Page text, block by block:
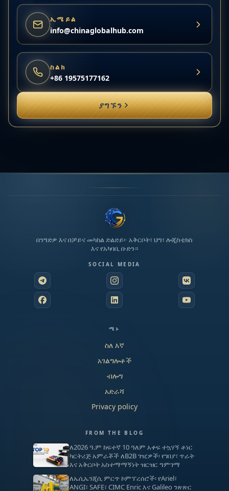
ኢሜይል
info@chinaglobalhub.com
ስልክ
+86 19575177162
ያግኙን
በንግድዎ እና በቻይና መካከል ድልድይ፦ አቅርቦት፣ ህግ፣ ሎጂስቲክስ
እና የአካባቢ ቡድን።
SOCIAL MEDIA
ሜኑ
ስለ እኛ
አገልግሎቶች
ብሎግ
አድራሻ
Privacy policy
FROM THE BLOG
ለ2026 ዓ.ም ከፍተኛ 10 ዓለም አቀፍ ተኳሃኝ ቶነር
ካርትሪጅ አምራቾች ለB2B ገዢዎች፡ የገበያ፣ ጥራት
እና አቅርቦት አስተማማኝነት ዝርዝር ግምገማ
ለኤሲኤንጂሲ ምርጥ ኮምፕረሰሮች፡ የAriel፣
ANGI፣ SAFE፣ CIMC Enric እና Galileo ንጽጽር